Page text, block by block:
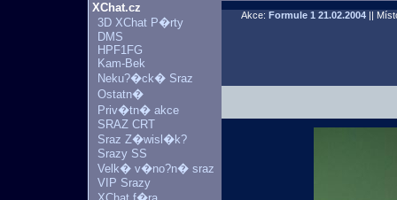
XChat.cz
3D XChat P�rty
DMS
HPF1FG
Kam-Bek
Neku?�ck� Sraz
Ostatn�
Priv�tn� akce
SRAZ CRT
Sraz Z�wisl�k?
Srazy SS
Velk� v�no?n� sraz
VIP Srazy
Akce: Formule 1 21.02.2004 ||